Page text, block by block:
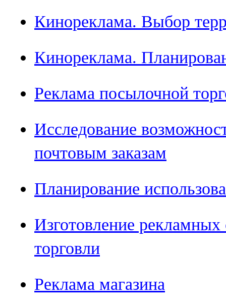
Кинореклама. Выбор
Кинореклама.
Реклама посылочной
Исследование
почтовым заказам
Планирование
Изготовление
торговли
Реклама магазина